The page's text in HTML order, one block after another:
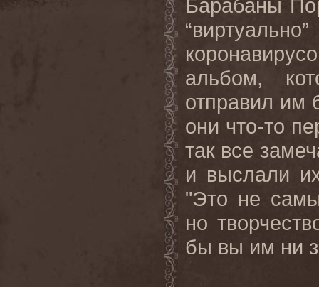
Барабаны
альбом,
отправил им
они что-то
так все
и выслали
"Это не
но
бы вы им ни